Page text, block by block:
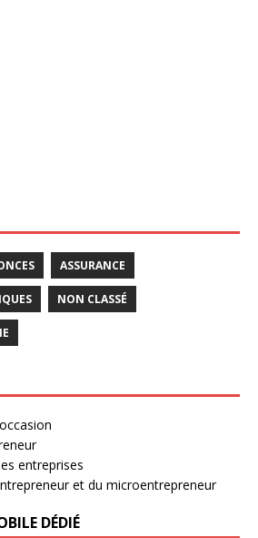
ASSURANCE
NON CLASSÉ
entreprises
et du microentrepreneur
DÉDIÉ